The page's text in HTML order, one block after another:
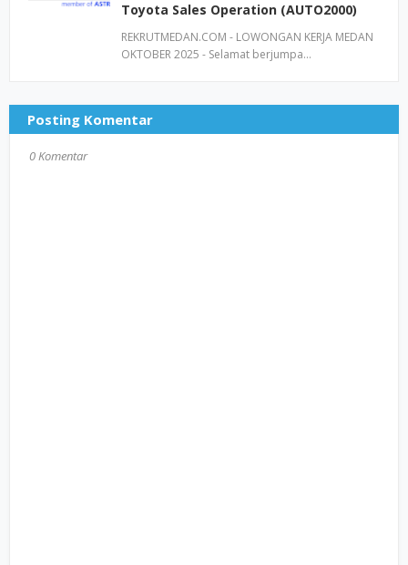
Toyota Sales Operation (AUTO2000)
REKRUTMEDAN.COM - LOWONGAN KERJA MEDAN
OKTOBER 2025 - Selamat berjumpa…
Posting Komentar
0 Komentar